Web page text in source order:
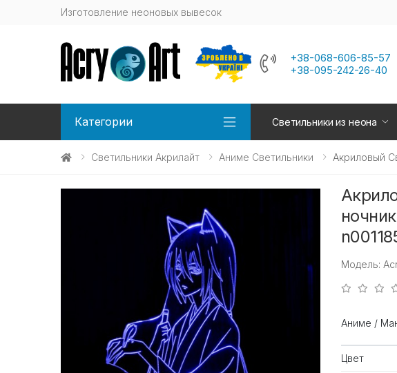
Изготовление неоновых вывесок
+38-068-606-85-57
+38-095-242-26-40
Категории Светильники из неона
Светильники Акрилайт Аниме Светильники Акриловый
Модель:
Аниме /
Цвет